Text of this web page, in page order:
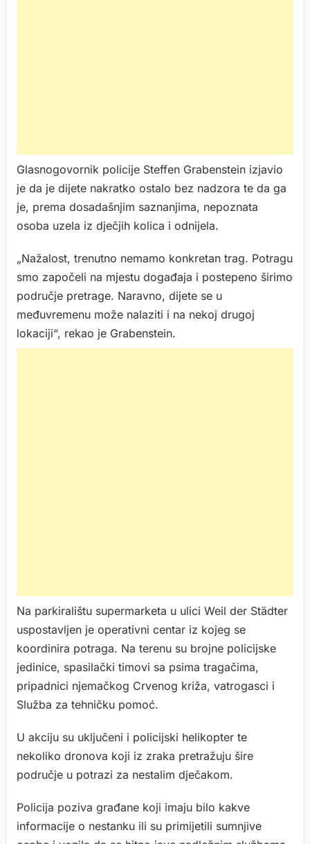
Glasnogovornik policije Steffen Grabenstein izjavio
je da je dijete nakratko ostalo bez nadzora te da ga
je, prema dosadašnjim saznanjima, nepoznata
osoba uzela iz dječjih kolica i odnijela.
„Nažalost, trenutno nemamo konkretan trag. Potragu
smo započeli na mjestu događaja i postepeno širimo
područje pretrage. Naravno, dijete se u
međuvremenu može nalaziti i na nekoj drugoj
lokaciji“, rekao je Grabenstein.
Na parkiralištu supermarketa u ulici Weil der Städter
uspostavljen je operativni centar iz kojeg se
koordinira potraga. Na terenu su brojne policijske
jedinice, spasilački timovi sa psima tragačima,
pripadnici njemačkog Crvenog križa, vatrogasci i
Služba za tehničku pomoć.
U akciju su uključeni i policijski helikopter te
nekoliko dronova koji iz zraka pretražuju šire
područje u potrazi za nestalim dječakom.
Policija poziva građane koji imaju bilo kakve
informacije o nestanku ili su primijetili sumnjive